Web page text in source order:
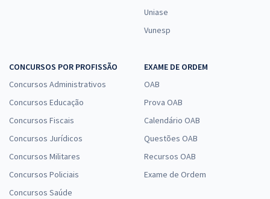
Uniase
Vunesp
CONCURSOS POR PROFISSÃO
Concursos Administrativos
Concursos Educação
Concursos Fiscais
Concursos Jurídicos
Concursos Militares
Concursos Policiais
Concursos Saúde
EXAME DE ORDEM
OAB
Prova OAB
Calendário OAB
Questões OAB
Recursos OAB
Exame de Ordem